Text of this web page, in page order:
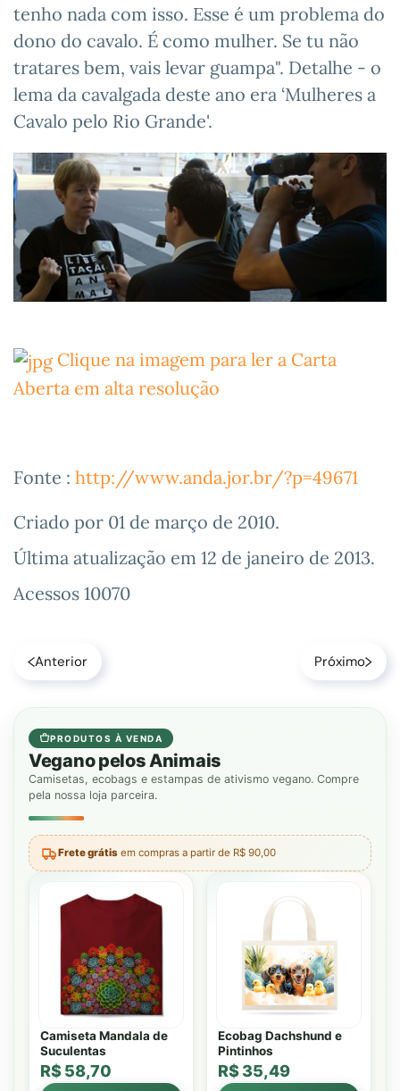
tenho nada com isso. Esse é um problema do
dono do cavalo. É como mulher. Se tu não
tratares bem, vais levar guampa". Detalhe - o
lema da cavalgada deste ano era ‘Mulheres a
Cavalo pelo Rio Grande'.
Clique na imagem para ler a Carta
Aberta em alta resolução
Fonte : http://www.anda.jor.br/?p=49671
Criado por 01 de março de 2010.
Última atualização em 12 de janeiro de 2013.
Acessos 10070
Anterior Próximo
PRODUTOS À VENDA
Vegano pelos Animais
Camisetas, ecobags e estampas de ativismo vegano. Compre
pela nossa loja parceira.
Frete grátis em compras a partir de R$ 90,00
Camiseta Mandala de
Suculentas
R$ 58,70
Ecobag Dachshund e
Pintinhos
R$ 35,49